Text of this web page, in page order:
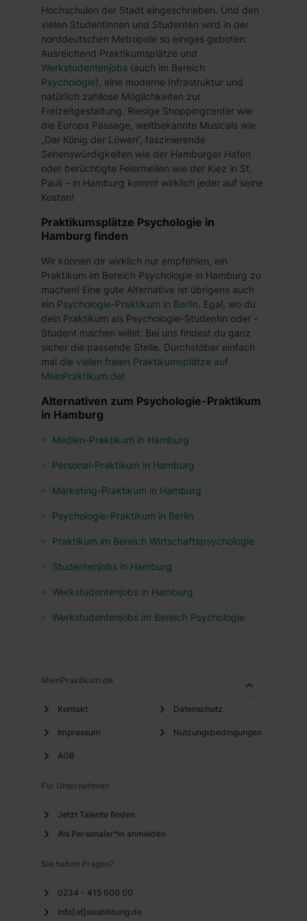
(EuGH – Schrems II). Du kannst die von dir erteilte
Einwilligung jederzeit mit Wirkung für die Zukunft ganz
oder teilweise über unsere Datenschutzerklärung unter
dem Punkt „Datenschutz-Einstellungen“ widerrufen.
Weitere Informationen zu den einzelnen Cookies findest
du durch Klick auf „Details zeigen“. Weitere
Informationen:Datenschutzerklärung,Impressum
Hochschulen der Stadt eingeschrieben. Und den
vielen Studentinnen und Studenten wird in der
norddeutschen Metropole so einiges geboten:
Ausreichend Praktikumsplätze und
Werkstudentenjobs (auch im Bereich
Psychologie), eine moderne Infrastruktur und
natürlich zahllose Möglichkeiten zur
Freizeitgestaltung. Riesige Shoppingcenter wie
die Europa Passage, weltbekannte Musicals wie
„Der König der Löwen“, faszinierende
Sehenswürdigkeiten wie der Hamburger Hafen
oder berüchtigte Feiermeilen wie der Kiez in St.
Pauli – in Hamburg kommt wirklich jeder auf seine
Kosten!
Praktikumsplätze Psychologie in
Hamburg finden
Wir können dir wirklich nur empfehlen, ein
Praktikum im Bereich Psychologie in Hamburg zu
machen! Eine gute Alternative ist übrigens auch
ein Psychologie-Praktikum in Berlin. Egal, wo du
dein Praktikum als Psychologie-Studentin oder -
Student machen willst: Bei uns findest du ganz
sicher die passende Stelle. Durchstöber einfach
mal die vielen freien Praktikumsplätze auf
MeinPraktikum.de!
Alternativen zum Psychologie-Praktikum
in Hamburg
Medien-Praktikum in Hamburg
Personal-Praktikum in Hamburg
Marketing-Praktikum in Hamburg
Psychologie-Praktikum in Berlin
Praktikum im Bereich Wirtschaftspsychologie
Studentenjobs in Hamburg
Werkstudentenjobs in Hamburg
Werkstudentenjobs im Bereich Psychologie
MeinPraktikum.de
Kontakt
Impressum
AGB
Datenschutz
Nutzungsbedingungen
Für Unternehmen
Jetzt Talente finden
Als Personaler*in anmelden
Sie haben Fragen?
0234 - 415 600 00
info[at]ausbildung.de